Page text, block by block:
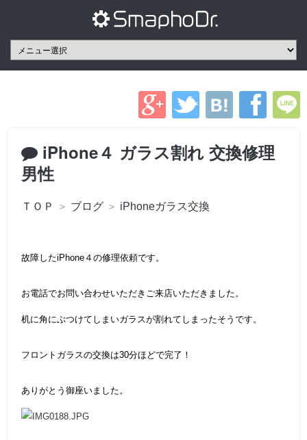
iPhone４ ガラス割れ 交換修理
男性
ＴＯＰ ＞ ブログ ＞ iPhoneガラス交換
故障したiPhone４の修理依頼です。
お電話でお問い合わせいただきご来店いただきました。
机に角にぶつけてしまいガラスが割れてしまったそうです。
フロントガラスの交換は30分ほどで完了！
ありがとう御座いました。